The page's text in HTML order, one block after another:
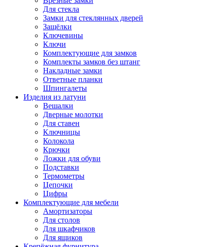
Для стекла
Замки для стеклянных дверей
Защёлки
Ключевины
Ключи
Комплектующие для замков
Комплекты замков без штанг
Накладные замки
Ответные планки
Шпингалеты
Изделия из латуни
Вешалки
Дверные молотки
Для ставен
Ключницы
Колокола
Крючки
Ложки для обуви
Подставки
Термометры
Цепочки
Цифры
Комплектующие для мебели
Амортизаторы
Для столов
Для шкафчиков
Для ящиков